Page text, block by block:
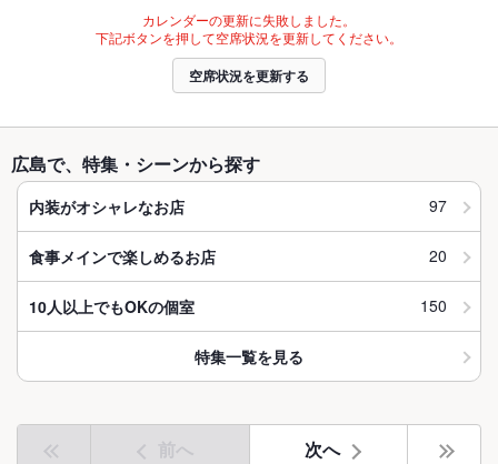
カレンダーの更新に失敗しました。
下記ボタンを押して空席状況を更新してください。
空席状況を更新する
広島で、特集・シーンから探す
内装がオシャレなお店 97
食事メインで楽しめるお店 20
10人以上でもOKの個室 150
特集一覧を見る
前へ 次へ